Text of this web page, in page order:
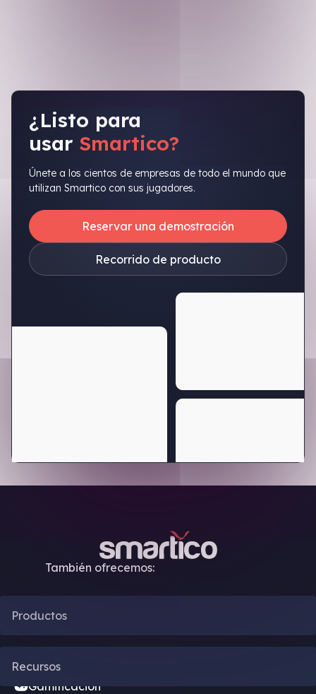
¿Listo para
usar Smartico?
Únete a los cientos de empresas de todo el mundo que
utilizan Smartico con sus jugadores.
Reservar una demostración
Recorrido de producto
También ofrecemos:
Productos
Gamificación
Recursos